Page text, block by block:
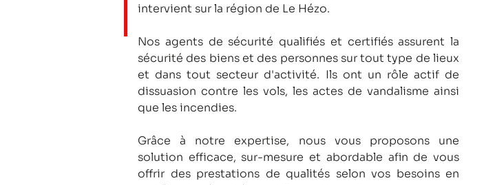
intervient sur la région de Le Hézo.
Nos agents de sécurité qualifiés et certifiés assurent la
sécurité des biens et des personnes sur tout type de lieux
et dans tout secteur d'activité. Ils ont un rôle actif de
dissuasion contre les vols, les actes de vandalisme ainsi
que les incendies.
Grâce à notre expertise, nous vous proposons une
solution efficace, sur-mesure et abordable afin de vous
offrir des prestations de qualités selon vos besoins en